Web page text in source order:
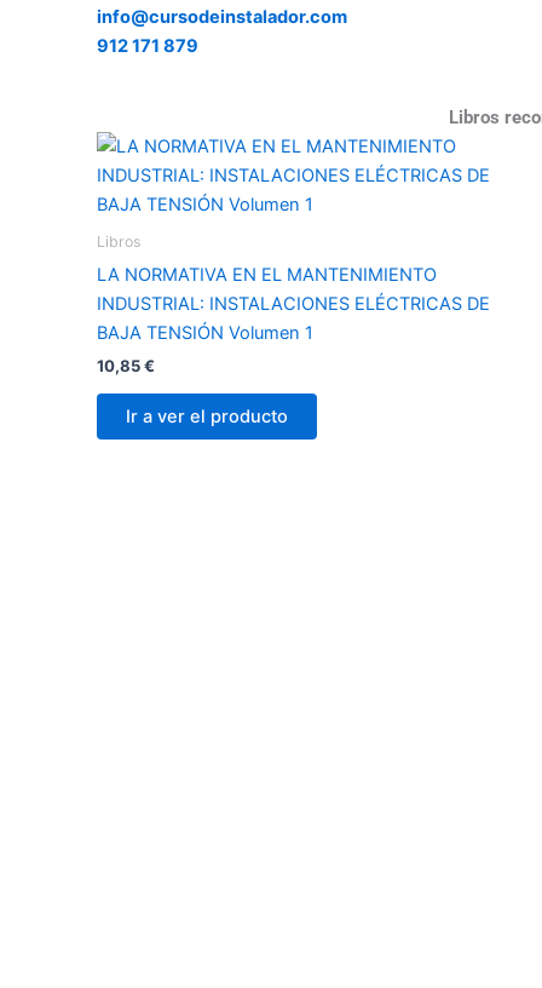
info@cursodeinstalador.com
912 171 879
Libros
Libros
LA NORMATIVA EN EL MANTENIMIENTO
INDUSTRIAL: INSTALACIONES ELÉCTRICAS DE
BAJA TENSIÓN Volumen 1
10,85€
Ir a ver el producto